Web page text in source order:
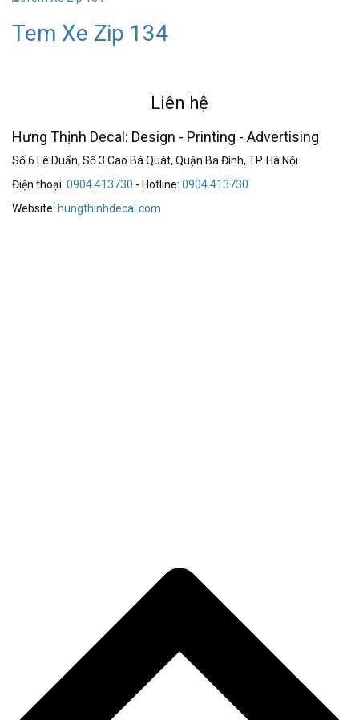
Tem Xe Zip 134
Liên hệ
Hưng Thịnh Decal: Design - Printing - Advertising
Số 6 Lê Duẩn, Số 3 Cao Bá Quát, Quận Ba Đình, TP. Hà Nội
Điện thoại: 0904.413730 - Hotline: 0904.413730
Website: hungthinhdecal.com